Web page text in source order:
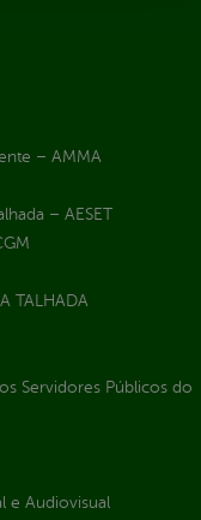
– AMMA
– AESET
TALHADA
Servidores Públicos do
e Audiovisual